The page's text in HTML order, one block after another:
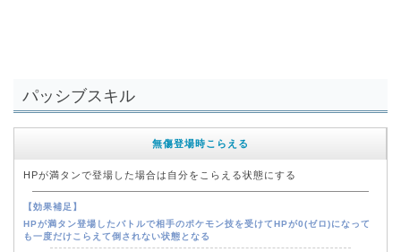
パッシブスキル
無傷登場時こらえる
HPが満タンで登場した場合は自分をこらえる状態にする
【効果補足】
HPが満タン登場したバトルで相手のポケモン技を受けてHPが0(ゼロ)になって
も一度だけこらえて倒されない状態となる